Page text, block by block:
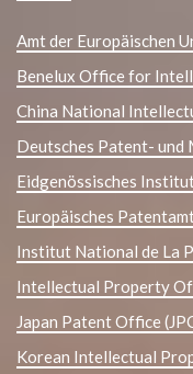
Amt der Europäischen
Benelux Office for
China National
Deutsches Patent- und
Eidgenössisches
Europäisches
Institut National de La
Intellectual Property
Japan Patent Office
Korean Intellectual